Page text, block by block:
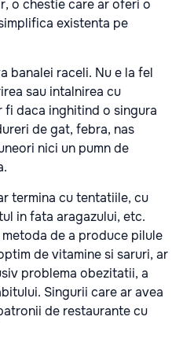
o chestie care ar oferi o
existenta pe
banalei raceli. Nu e la fel
sau intalnirea cu
daca inghitind o singura
de gat, febra, nas
nici un pumn de
termina cu tentatiile, cu
in fata aragazului, etc.
de a produce pilule
de vitamine si saruri, ar
problema obezitatii, a
Singurii care ar avea
de restaurante cu